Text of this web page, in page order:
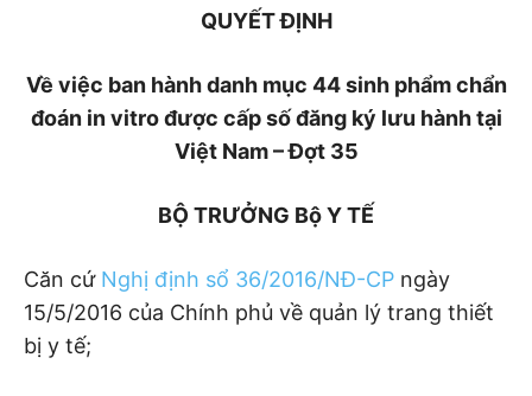
QUYẾT ĐỊNH
Về việc ban hành danh mục 44 sinh phẩm chẩn
đoán in vitro được cấp số đăng ký lưu hành tại
Việt Nam – Đợt 35
BỘ TRƯỞNG Bộ Y TẾ
Căn cứNghị định sổ 36/2016/NĐ-CP ngày
15/5/2016 của Chính phủ về quản lý trang thiết
bị y tế;